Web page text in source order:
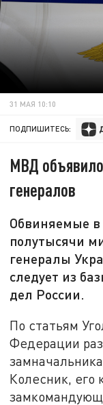
31 МАЯ 10:10
ПОДПИШИТЕСЬ:
МВД
генералов
Обвиняемые в
полутысячи
генералы
следует из
дел России.
По статьям
Федерации
Колесник, его